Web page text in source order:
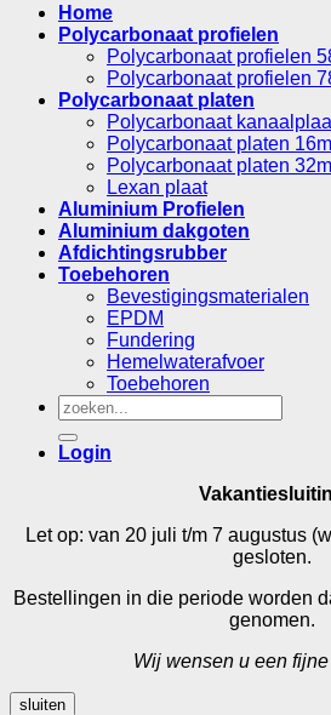
Home
Polycarbonaat profielen
Polycarbonaat profielen
Polycarbonaat profielen
Polycarbonaat platen
Polycarbonaat
Polycarbonaat platen
Polycarbonaat platen
Lexan plaat
Aluminium Profielen
Aluminium dakgoten
Afdichtingsrubber
Toebehoren
Bevestigingsmaterialen
EPDM
Fundering
Hemelwaterafvoer
Toebehoren
Zoeken
naar:
Login
Let op: van 20 juli t/m 7 augustus
gesloten.
Bestellingen in die periode worden
genomen.
Wij wensen u een
sluiten